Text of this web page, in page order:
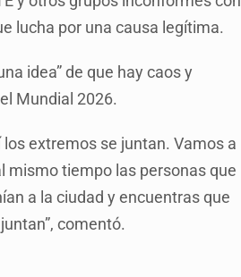
lucha por una causa legítima.
idea” de que hay caos y
Mundial 2026.
extremos se juntan. Vamos a
mismo tiempo las personas que
a la ciudad y encuentras que
comentó.